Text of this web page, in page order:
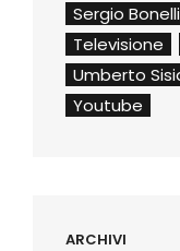
Sergio
Televisione
Umberto
Youtube
ARCHIVI